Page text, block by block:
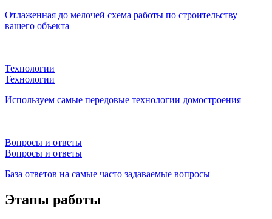
Отлаженная до мелочей схема работы по строительству
вашего объекта
Технологии
Технологии
Используем самые передовые технологии домостроения
Вопросы и ответы
Вопросы и ответы
База ответов на самые часто задаваемые вопросы
Этапы работы